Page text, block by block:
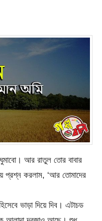
আর রাতুল তোর বাবার
প্রশ্ন করলাম, ‘আর তোমাদের
ভাড়া দিয়ে দিব। এটাচড